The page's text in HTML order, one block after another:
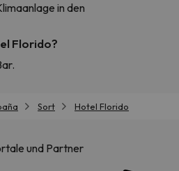
in den
Florido?
Sort Hotel Florido
und Partner